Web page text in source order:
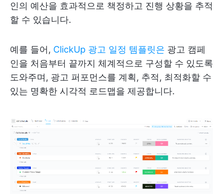
인의 예산을 효과적으로 책정하고 진행 상황을 추적
할 수 있습니다.
예를 들어, ClickUp 광고 일정 템플릿은 광고 캠페
인을 처음부터 끝까지 체계적으로 구성할 수 있도록
도와주며, 광고 퍼포먼스를 계획, 추적, 최적화할 수
있는 명확한 시각적 로드맵을 제공합니다.